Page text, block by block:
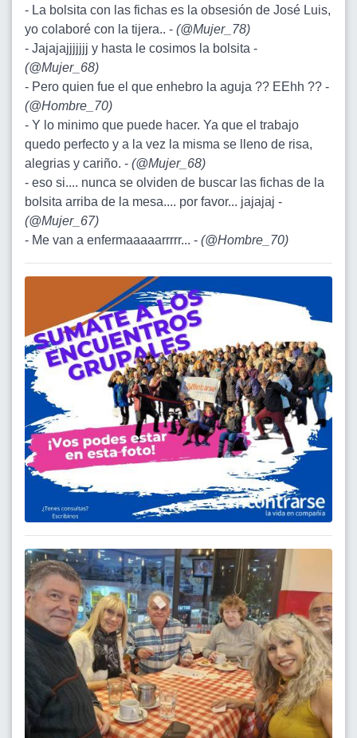
- La bolsita con las fichas es la obsesión de José Luis,
yo colaboré con la tijera.. - (@Mujer_78)
- Jajajajjjjjjj y hasta le cosimos la bolsita -
(@Mujer_68)
- Pero quien fue el que enhebro la aguja ?? EEhh ?? -
(@Hombre_70)
- Y lo minimo que puede hacer. Ya que el trabajo
quedo perfecto y a la vez la misma se lleno de risa,
alegrias y cariño. - (@Mujer_68)
- eso si.... nunca se olviden de buscar las fichas de la
bolsita arriba de la mesa.... por favor... jajajaj -
(@Mujer_67)
- Me van a enfermaaaaarrrrr... - (@Hombre_70)